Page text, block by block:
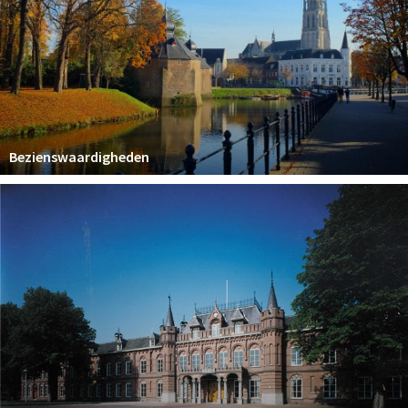
Woonruimte
Inschrijven gemeente
Zorgverzekering
Huisarts en eerste hulp
Q&A
KORTING
Draai aan het rad!
Sport
Nieuws
Agenda
Bezienswaardigheden
Bezienswaardigheden